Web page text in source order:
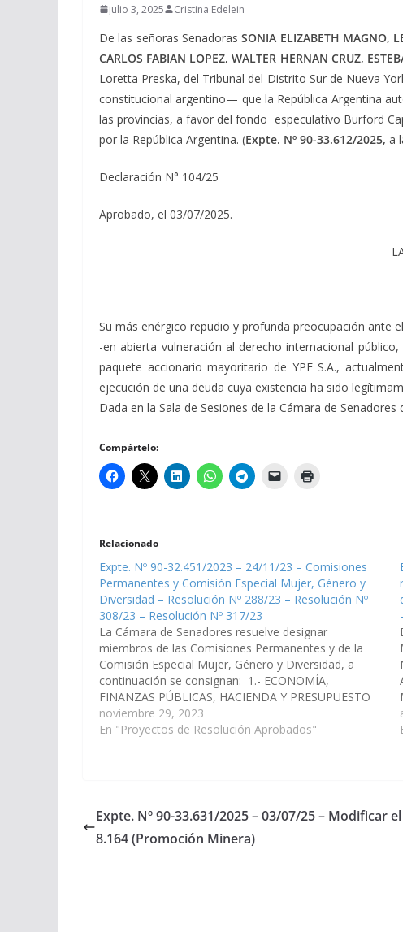
julio 3, 2025 Cristina Edelein
De las señoras SenadorasSONIA ELIZABETH MAGNO,
CARLOS FABIAN LOPEZ, WALTER HERNAN CRUZ,
Loretta Preska, del Tribunal del Distrito Sur de Nueva
constitucional argentino— que la República Argentina
las provincias, a favor del fondo especulativo Burford
por la República Argentina. (Expte. Nº 90-33.612/2025, a
Declaración N° 104/25
Aprobado, el 03/07/2025.
Su más enérgico repudio y profunda preocupación ante
-en abierta vulneración al derecho internacional
paquete accionario mayoritario de YPF S.A.,
ejecución de una deuda cuya existencia ha sido
Dada en la Sala de Sesiones de la Cámara de
Compártelo:
Relacionado
Expte. Nº 90-32.451/2023 – 24/11/23 – Comisiones
Permanentes y Comisión Especial Mujer, Género y
Diversidad – Resolución Nº 288/23 – Resolución Nº
308/23 – Resolución Nº 317/23
La Cámara de Senadores resuelve designar
miembros de las Comisiones Permanentes y de la
Comisión Especial Mujer, Género y Diversidad, a
continuación se consignan: 1.- ECONOMÍA,
FINANZAS PÚBLICAS, HACIENDA Y PRESUPUESTO
CURA, Juan Cruz LAPAD, Mashur SOTO, Jorge SALVA,
Leopoldo Arsenio PAILLER, Manuel Oscar CRUZ,
noviembre 29, 2023
En "Proyectos de Resolución Aprobados"
Expte. Nº 90-33.631/2025 – 03/07/25 – Modificar
8.164 (Promoción Minera)